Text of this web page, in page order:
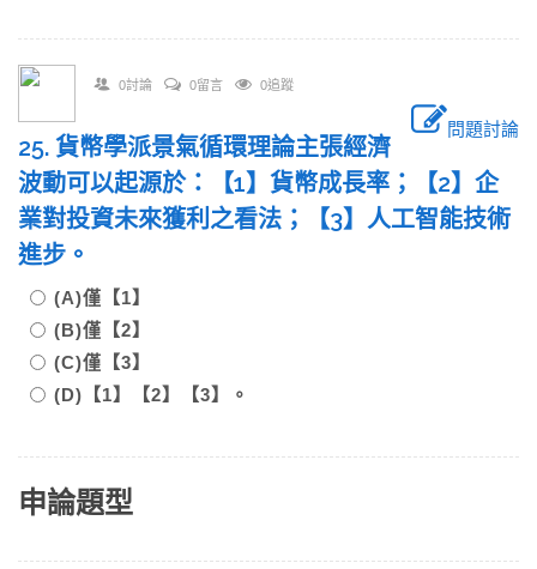
0討論 0留言 0追蹤
問題討論
25. 貨幣學派景氣循環理論主張經濟
波動可以起源於：【1】貨幣成長率；【2】企
業對投資未來獲利之看法；【3】人工智能技術
進步。
(A)僅【1】
(B)僅【2】
(C)僅【3】
(D)【1】【2】【3】。
申論題型